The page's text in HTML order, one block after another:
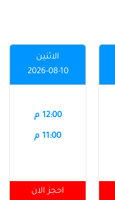
الاثنين
2026-08-10
12:00 م
11:00 م
احجز الان